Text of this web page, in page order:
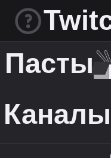
Пасты
Каналы